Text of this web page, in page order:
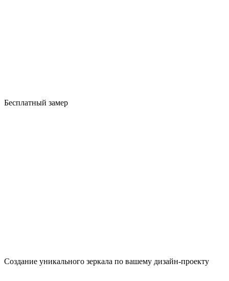
Бесплатный замер
Создание уникального зеркала по вашему дизайн-проекту